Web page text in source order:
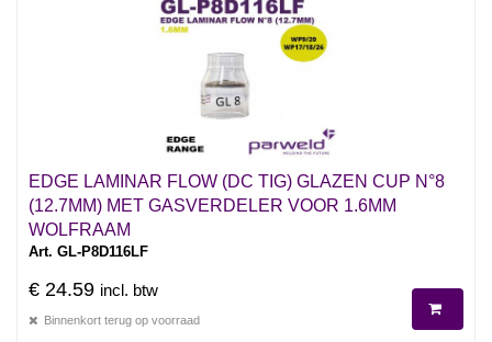
EDGE LAMINAR FLOW (DC TIG) GLAZEN CUP N°8
(12.7MM) MET GASVERDELER VOOR 1.6MM
WOLFRAAM
Art. GL-P8D116LF
€ 24.59 incl. btw
Binnenkort terug op voorraad